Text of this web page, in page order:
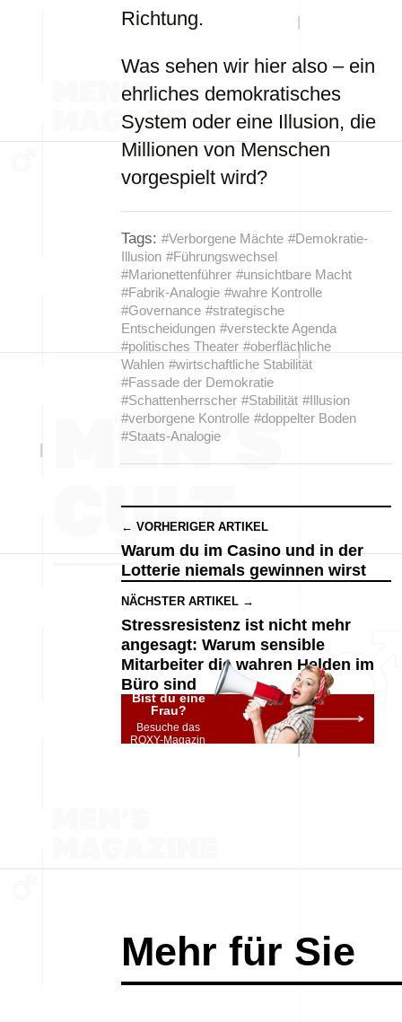
Richtung.
Was sehen wir hier also – ein
ehrliches demokratisches
System oder eine Illusion, die
Millionen von Menschen
vorgespielt wird?
Tags: #Verborgene Mächte #Demokratie-
Illusion #Führungswechsel
#Marionettenführer #unsichtbare Macht
#Fabrik-Analogie #wahre Kontrolle
#Governance #strategische
Entscheidungen #versteckte Agenda
#politisches Theater #oberflächliche
Wahlen #wirtschaftliche Stabilität
#Fassade der Demokratie
#Schattenherrscher #Stabilität #Illusion
#verborgene Kontrolle #doppelter Boden
#Staats-Analogie
← VORHERIGER ARTIKEL
Warum du im Casino und in der
Lotterie niemals gewinnen wirst
NÄCHSTER ARTIKEL →
Stressresistenz ist nicht mehr
angesagt: Warum sensible
Mitarbeiter die wahren Helden im
Büro sind
Bist du eine
Frau?
Besuche das
ROXY-Magazin
Mehr für Sie